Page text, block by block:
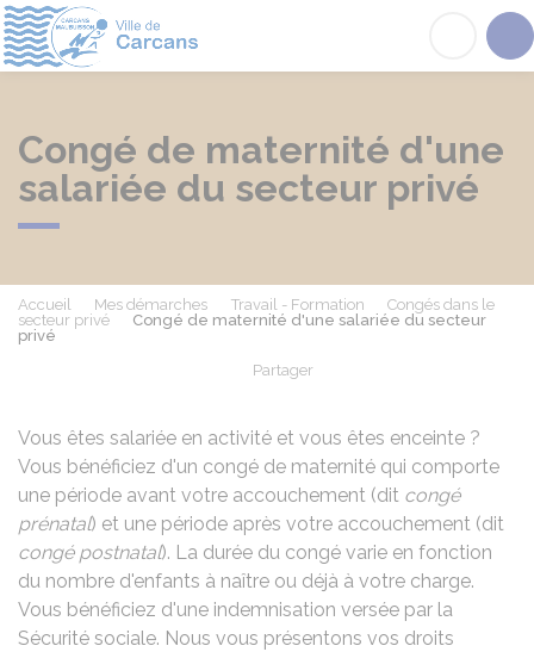
Congé de maternité d'une
salariée du secteur privé
Accueil Mes démarches Travail - Formation
Congés dans le
secteur privé
Congé de maternité d'une salariée du secteur
privé
Partager
Vous êtes salariée en activité et vous êtes enceinte ?
Vous bénéficiez d'un congé de maternité qui comporte
une période avant votre accouchement (dit congé
prénatal) et une période après votre accouchement (dit
congé postnatal). La durée du congé varie en fonction
du nombre d'enfants à naître ou déjà à votre charge.
Vous bénéficiez d'une indemnisation versée par la
Sécurité sociale. Nous vous présentons vos droits